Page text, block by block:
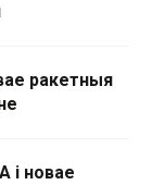
ракетныя
і новае